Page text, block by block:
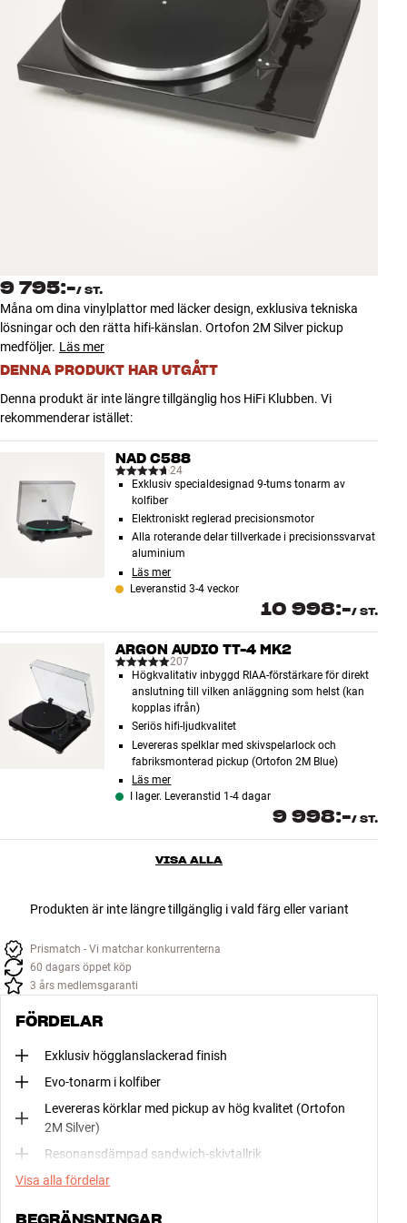
Tillbehör
INSPIRATION
MÄRKEN
Logga in
Kundtjänst
Bygg med ljud
Företag
9 795:-/ ST.
Måna om dina vinylplattor med läcker design, exklusiva tekniska
lösningar och den rätta hifi-känslan. Ortofon 2M Silver pickup
medföljer. Läs mer
DENNA PRODUKT HAR UTGÅTT
Denna produkt är inte längre tillgänglig hos HiFi Klubben. Vi
rekommenderar istället:
NAD C588
24
Exklusiv specialdesignad 9-tums tonarm av
kolfiber
Elektroniskt reglerad precisionsmotor
Alla roterande delar tillverkade i precisionssvarvat
aluminium
Läs mer
Leveranstid 3-4 veckor
10 998:-/ ST.
ARGON AUDIO TT-4 MK2
207
Högkvalitativ inbyggd RIAA-förstärkare för direkt
anslutning till vilken anläggning som helst (kan
kopplas ifrån)
Seriös hifi-ljudkvalitet
Levereras spelklar med skivspelarlock och
fabriksmonterad pickup (Ortofon 2M Blue)
Läs mer
I lager. Leveranstid 1-4 dagar
9 998:-/ ST.
VISA ALLA
Produkten är inte längre tillgänglig i vald färg eller variant
Prismatch - Vi matchar konkurrenterna
60 dagars öppet köp
3 års medlemsgaranti
FÖRDELAR
Exklusiv högglanslackerad finish
Evo-tonarm i kolfiber
Levereras körklar med pickup av hög kvalitet (Ortofon
2M Silver)
Resonansdämpad sandwich-skivtallrik
Visa alla fördelar
BEGRÄNSNINGAR